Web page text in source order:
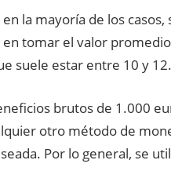
la mayoría de los casos,
en tomar el valor
suele estar entre 10 y 12.
brutos de 1.000
otro método de
Por lo general, se